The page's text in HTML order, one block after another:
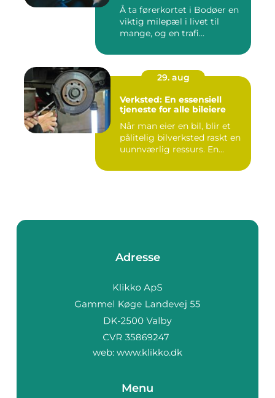
Å ta førerkortet i Bodøer en
viktig milepæl i livet til
mange, og en trafi...
29. aug
Verksted: En essensiell
tjeneste for alle bileiere
Når man eier en bil, blir et
pålitelig bilverksted raskt en
uunnværlig ressurs. En...
Adresse
web: www.klikko.dk
Menu